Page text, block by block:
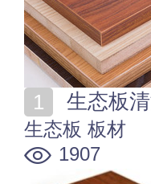
生态板
生态板 板材
1907